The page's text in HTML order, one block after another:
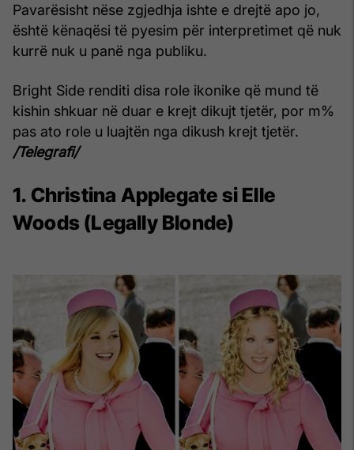
Pavarësisht nëse zgjedhja ishte e drejtë apo jo,
është kënaqësi të pyesim për interpretimet që nuk
kurrë nuk u panë nga publiku.
Bright Side renditi disa role ikonike që mund të
kishin shkuar në duar e krejt dikujt tjetër, por m%
pas ato role u luajtën nga dikush krejt tjetër.
/Telegrafi/
1. Christina Applegate si Elle
Woods (Legally Blonde)